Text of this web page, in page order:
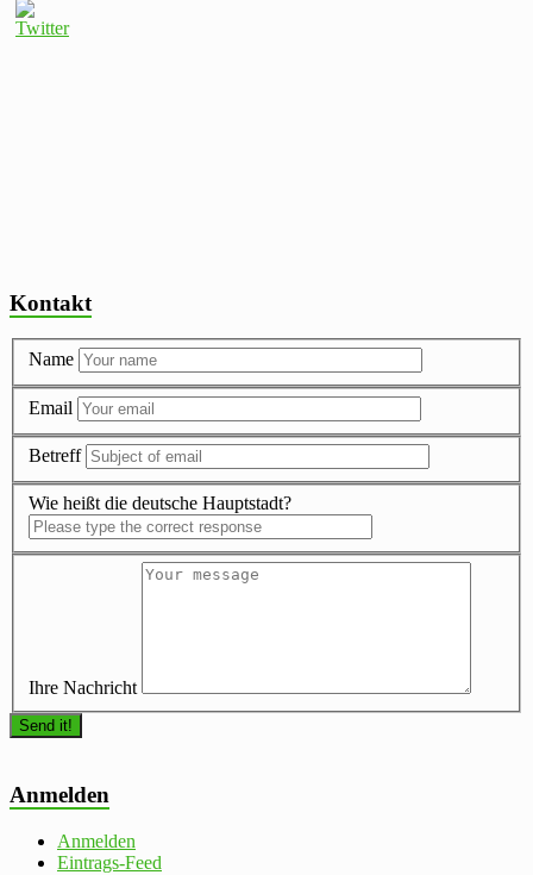
Kontakt
Name
Email
Betreff
Wie heißt die deutsche Hauptstadt?
Ihre Nachricht
Anmelden
Anmelden
Eintrags-Feed